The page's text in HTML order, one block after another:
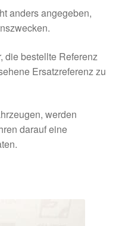
anders angegeben,
die bestellte Referenz
Ersatzreferenz zu
werden
darauf eine